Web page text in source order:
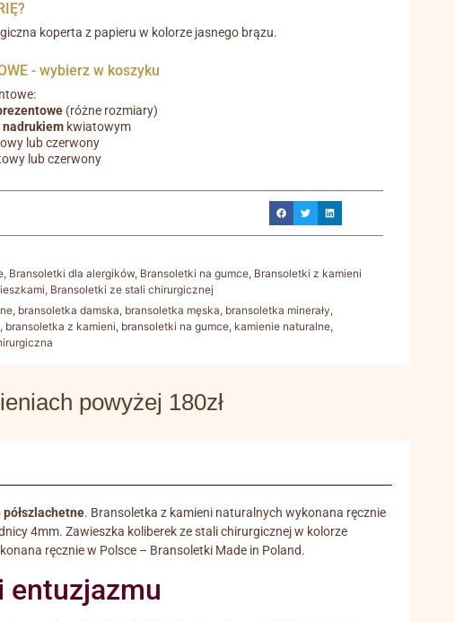
koperta z papieru w kolorze jasnego brązu.
- wybierz w koszyku
(różne rozmiary)
nadrukiem kwiatowym
lub czerwony
lub czerwony
, Bransoletki dla alergików, Bransoletki na gumce, Bransoletki z kamieni
, Bransoletki ze stali chirurgicznej
, bransoletka damska, bransoletka męska, bransoletka minerały,
, bransoletka z kamieni, bransoletki na gumce, kamienie naturalne,
powyżej 180zł
. Bransoletka z kamieni naturalnych wykonana ręcznie
4mm. Zawieszka koliberek ze stali chirurgicznej w kolorze
ręcznie w Polsce – Bransoletki Made in Poland.
entuzjazmu